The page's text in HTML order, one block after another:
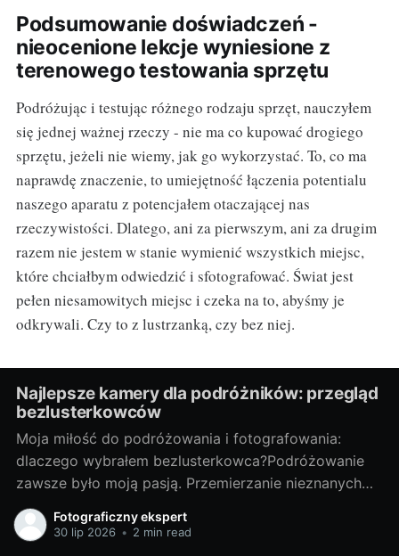
Podsumowanie doświadczeń -
nieocenione lekcje wyniesione z
terenowego testowania sprzętu
Podróżując i testując różnego rodzaju sprzęt, nauczyłem
się jednej ważnej rzeczy - nie ma co kupować drogiego
sprzętu, jeżeli nie wiemy, jak go wykorzystać. To, co ma
naprawdę znaczenie, to umiejętność łączenia potentialu
naszego aparatu z potencjałem otaczającej nas
rzeczywistości. Dlatego, ani za pierwszym, ani za drugim
razem nie jestem w stanie wymienić wszystkich miejsc,
które chciałbym odwiedzić i sfotografować. Świat jest
pełen niesamowitych miejsc i czeka na to, abyśmy je
odkrywali. Czy to z lustrzanką, czy bez niej.
Najlepsze kamery dla podróżników: przegląd
bezlusterkowców
Moja miłość do podróżowania i fotografowania:
dlaczego wybrałem bezlusterkowca?Podróżowanie
zawsze było moją pasją. Przemierzanie nieznanych
terenów, odkrywanie nowych miejsc, spotykanie
ciekawych ludzi - te doświadczenia są dla mnie
Fotograficzny ekspert
30 lip 2026 • 2 min read